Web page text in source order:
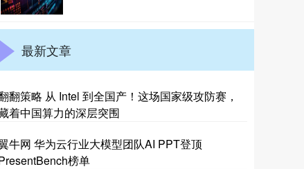
最新文章
翻策略 从 Intel 到全国产！这场国家级攻防赛，
着中国算力的深层突围
牛网 华为云行业大模型团队AI PPT登顶
榜单